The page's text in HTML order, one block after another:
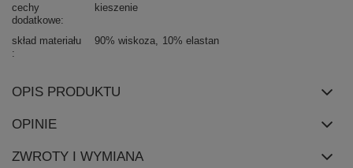
cechy
dodatkowe
kieszenie
skład materiału 90% wiskoza 10% elastan
OPIS PRODUKTU
OPINIE
ZWROTY I WYMIANA